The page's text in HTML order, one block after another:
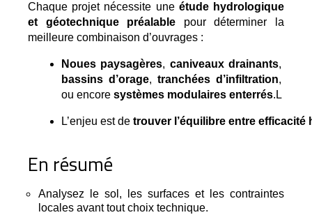
Chaque projet nécessite une étude hydrologique
et géotechnique préalable pour déterminer la
meilleure combinaison d’ouvrages :
Noues paysagères, caniveaux drainants
bassins d’orage, tranchées d’infiltration,
ou encore systèmes modulaires enterrés.L
L’enjeu est de trouver l’équilibre entre
En résumé
Analysez le sol, les surfaces et les contraintes
locales avant tout choix technique.